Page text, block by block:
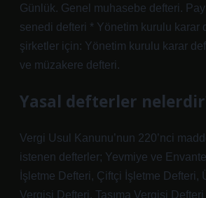
Günlük. Genel muhasebe defteri.
senedi defteri * Yönetim kurulu karar
şirketler için: Yönetim kurulu karar
ve müzakere defteri.
Yasal defterler
Vergi Usul Kanunu’nun 220’nci
istenen defterler; Yevmiye ve
İşletme Defteri, Çiftçi İşletme Defteri,
Vergisi Defteri, Taşıma Vergisi